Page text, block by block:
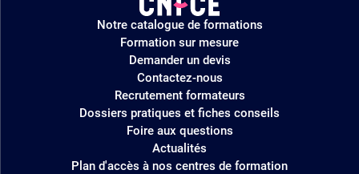
Logo
site
Notre catalogue de formations
Formation sur mesure
Demander un devis
Contactez-nous
Recrutement formateurs
Dossiers pratiques et fiches conseils
Foire aux questions
Actualités
Plan d'accès à nos centres de formation